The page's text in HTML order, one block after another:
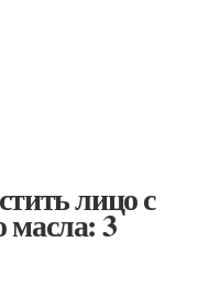
лицо с
3